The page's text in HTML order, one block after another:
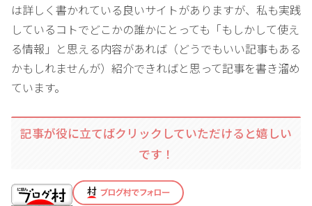
は詳しく書かれている良いサイトがありますが、私も実践
しているコトでどこかの誰かにとっても「もしかして使え
る情報」と思える内容があれば（どうでもいい記事もある
かもしれませんが）紹介できればと思って記事を書き溜め
ています。
記事が役に立てばクリックしていただけると嬉しい
です！